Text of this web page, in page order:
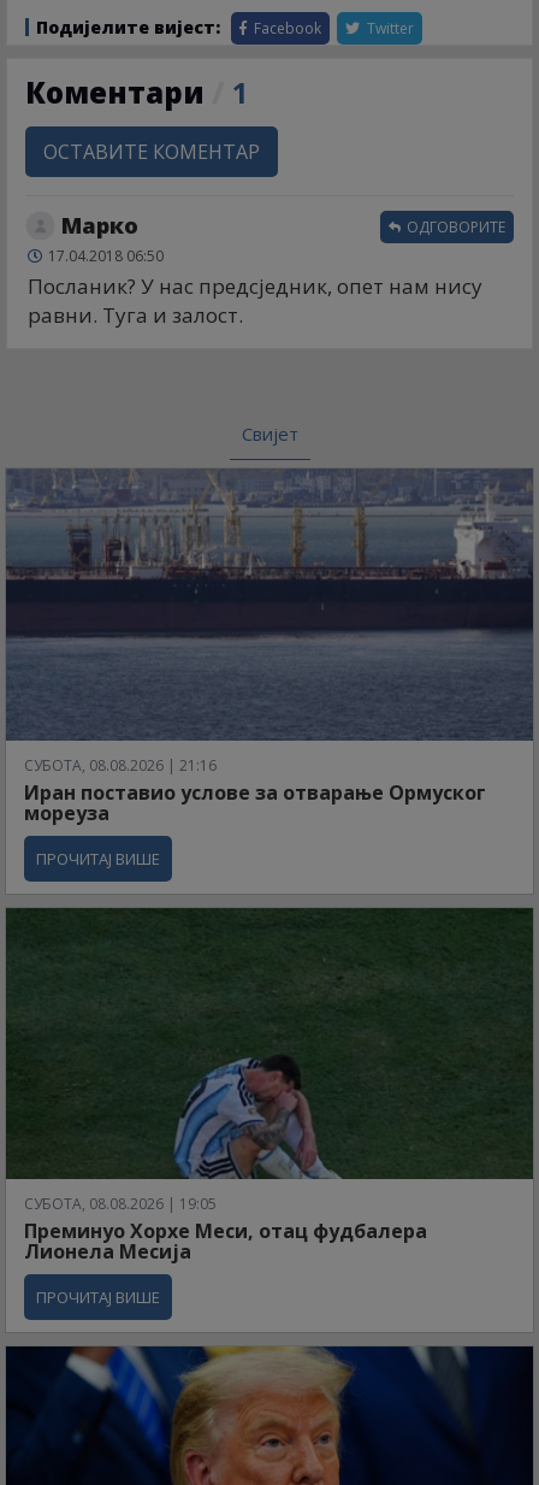
Подијелите вијест: Facebook Twitter
Коментари 1
ОСТАВИТЕ КОМЕНТАР
Марко
17.04.2018 06:50
Посланик? У нас предсједник, опет нам нису
равни. Туга и залост.
ОДГОВОРИТЕ
Свијет
СУБОТА, 08.08.2026 | 21:16
Иран поставио услове за отварање Ормуског
мореуза
ПРОЧИТАЈ ВИШЕ
СУБОТА, 08.08.2026 | 19:05
Преминуо Хорхе Меси, отац фудбалера
Лионела Месија
ПРОЧИТАЈ ВИШЕ